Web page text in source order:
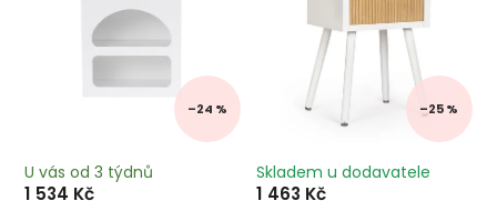
–24 %
U vás od 3 týdnů
1 534 Kč
–25 %
Skladem u dodavatele
1 463 Kč